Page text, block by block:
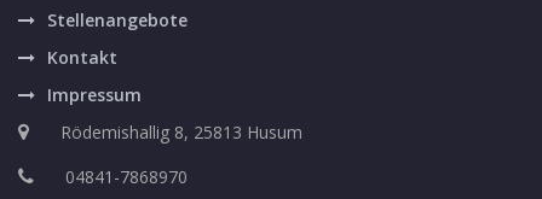
Stellenangebote
Kontakt
Impressum
Rödemishallig 8, 25813 Husum
04841-7868970